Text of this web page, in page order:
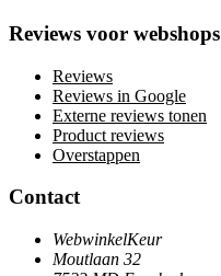
Reviews voor webshops
Reviews
Reviews in Google
Externe reviews tonen
Product reviews
Overstappen
Contact
WebwinkelKeur
Moutlaan 32